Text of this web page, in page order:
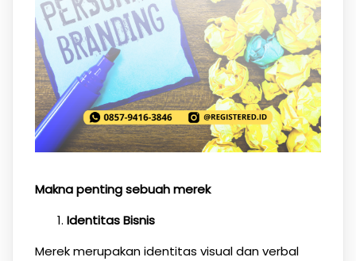
Makna penting sebuah merek
Identitas Bisnis
Merek merupakan identitas visual dan verbal